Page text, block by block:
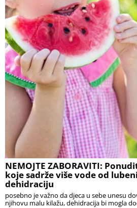
NEMOJTE ZABORAVITI:
koje sadrže više vode od
dehidraciju
posebno je važno da djeca u sebe unesu
njihovu malu kilažu, dehidracija bi mogla